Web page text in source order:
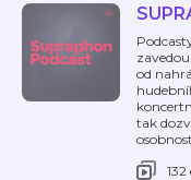
od
tak